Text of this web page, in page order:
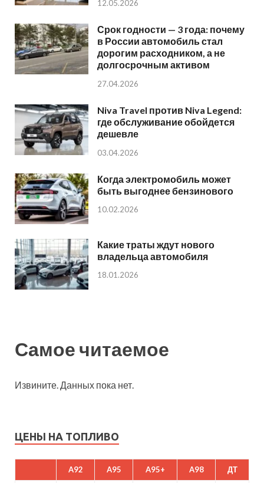
12.05.2026
Срок годности — 3 года: почему
в России автомобиль стал
дорогим расходником, а не
долгосрочным активом
27.04.2026
Niva Travel против Niva Legend:
где обслуживание обойдется
дешевле
03.04.2026
Когда электромобиль может
быть выгоднее бензинового
10.02.2026
Какие траты ждут нового
владельца автомобиля
18.01.2026
Самое читаемое
Извините. Данных пока нет.
ЦЕНЫ НА ТОПЛИВО
A92 A95 A95+ A98 ДТ